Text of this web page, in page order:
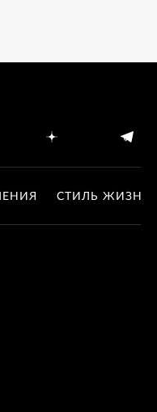
СТИЛЬ ЖИЗНИ